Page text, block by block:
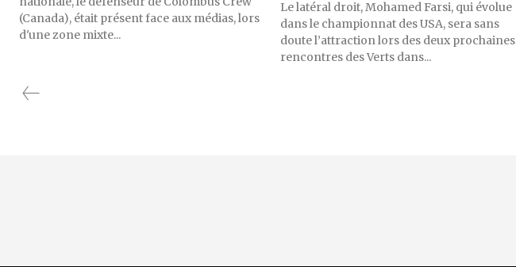
(Canada), était présent face aux médias, lors
d'une zone mixte...
Le latéral droit, Mohamed Farsi, qui évolue
dans le championnat des USA, sera sans
doute l’attraction lors des deux prochaines
rencontres des Verts dans...